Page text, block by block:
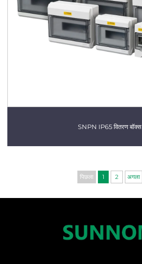
SNPN IP65 वितरण बॉक्स
पिछला 1 2 अगला